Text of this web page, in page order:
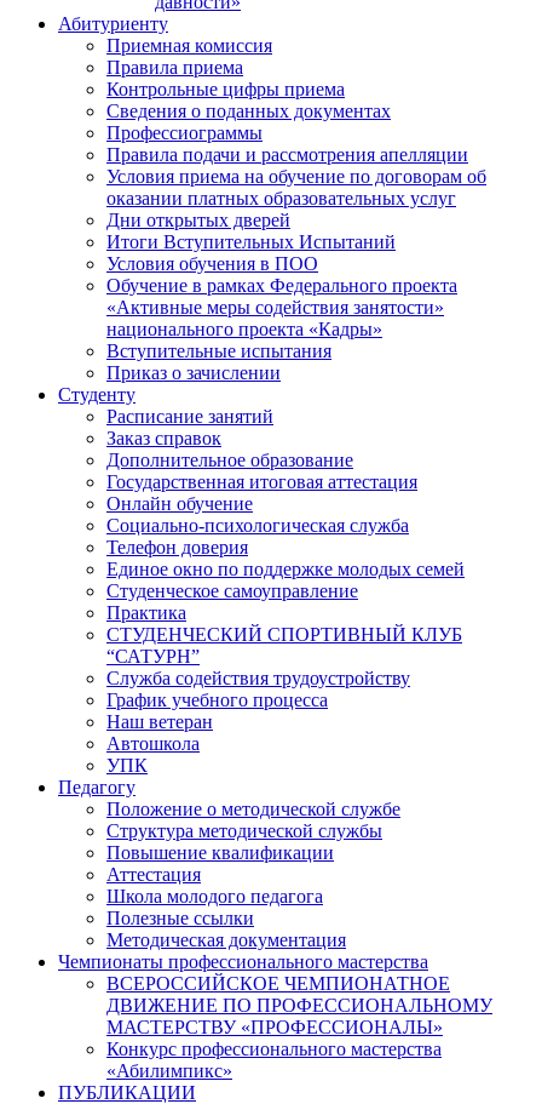
Абитуриенту
Приемная комиссия
Правила приема
Контрольные цифры приема
Сведения о поданных документах
Профессиограммы
Правила подачи и рассмотрения апелляции
Условия приема на обучение по договорам об
оказании платных образовательных услуг
Дни открытых дверей
Итоги Вступительных Испытаний
Условия обучения в ПОО
Обучение в рамках Федерального проекта
«Активные меры содействия занятости»
национального проекта «Кадры»
Вступительные испытания
Приказ о зачислении
Студенту
Расписание занятий
Заказ справок
Дополнительное образование
Государственная итоговая аттестация
Онлайн обучение
Социально-психологическая служба
Телефон доверия
Единое окно по поддержке молодых семей
Студенческое самоуправление
Практика
СТУДЕНЧЕСКИЙ СПОРТИВНЫЙ КЛУБ
“САТУРН”
Служба содействия трудоустройству
График учебного процесса
Наш ветеран
Автошкола
УПК
Педагогу
Положение о методической службе
Структура методической службы
Повышение квалификации
Аттестация
Школа молодого педагога
Полезные ссылки
Методическая документация
Чемпионаты профессионального мастерства
ВСЕРОССИЙСКОЕ ЧЕМПИОНАТНОЕ
ДВИЖЕНИЕ ПО ПРОФЕССИОНАЛЬНОМУ
МАСТЕРСТВУ «ПРОФЕССИОНАЛЫ»
Конкурс профессионального мастерства
«Абилимпикс»
ПУБЛИКАЦИИ